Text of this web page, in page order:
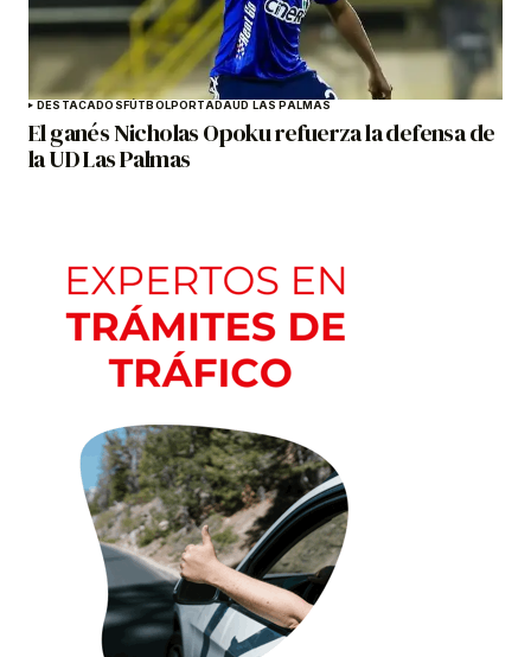
DESTACADOSFÚTBOLPORTADAUD LAS PALMAS
El ganés Nicholas Opoku refuerza la defensa de
la UD Las Palmas